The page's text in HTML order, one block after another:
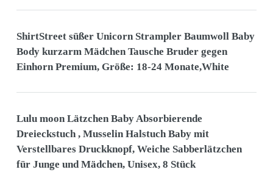
ShirtStreet süßer Unicorn Strampler Baumwoll Baby
Body kurzarm Mädchen Tausche Bruder gegen
Einhorn Premium, Größe: 18-24 Monate,White
Lulu moon Lätzchen Baby Absorbierende
Dreieckstuch , Musselin Halstuch Baby mit
Verstellbares Druckknopf, Weiche Sabberlätzchen
für Junge und Mädchen, Unisex, 8 Stück